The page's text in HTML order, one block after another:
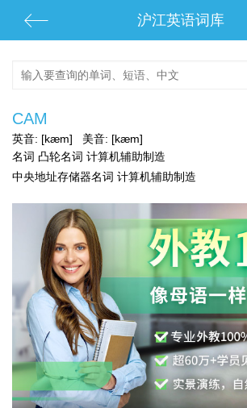
沪江英语词库
CAM
英音: [kæm] 美音: [kæm]
名词 凸轮名词 计算机辅助制造
中央地址存储器名词 计算机辅助制造